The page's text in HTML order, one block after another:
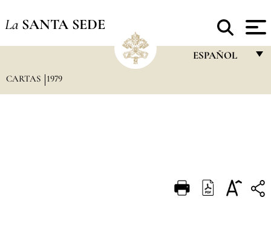
La SANTA SEDE
ESPAÑOL
DEUTSCH
CARTAS 1979